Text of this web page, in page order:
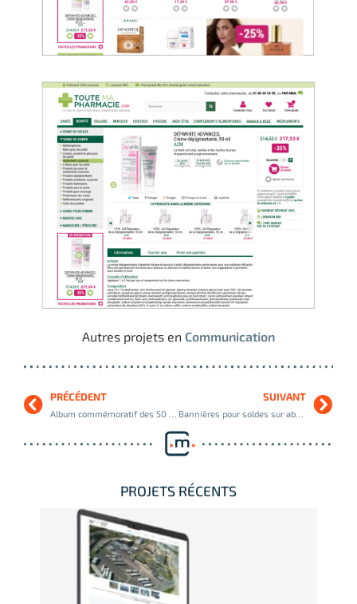
Autres projets en Communication
PRÉCÉDENT
Album commémoratif des 50 ans du Groupe Chèque Déjeuner
SUIVANT
Bannières pour soldes sur abonnements, Système D
PROJETS RÉCENTS